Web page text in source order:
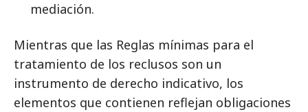
mediación.
Mientras que las Reglas mínimas para el
tratamiento de los reclusos son un
instrumento de derecho indicativo, los
elementos que contienen reflejan obligaciones